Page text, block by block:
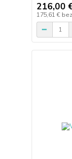
216,00
175,61 €